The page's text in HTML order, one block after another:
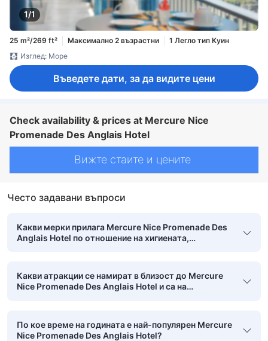
1/1
25 m²/269 ft² Максимално 2 възрастни
1 Легло тип Куин
Изглед: Море
Въведете дати, за да видите цени
Check availability & prices at Mercure Nice
Promenade Des Anglais Hotel
Вижте стаите и цените
Често задавани въпроси
Какви мерки прилага Mercure Nice Promenade Des
Anglais Hotel по отношение на хигиената,
Какви атракции се намират в близост до Mercure
Nice Promenade Des Anglais Hotel и са на
По кое време на годината е най-популярен Mercure
Nice Promenade Des Anglais Hotel?